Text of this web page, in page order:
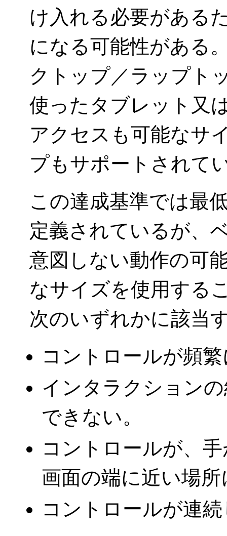
け入れる必要がある
になる可能性がある
クトップ／ラップト
使ったタブレット又
アクセスも可能なサ
プもサポートされて
この達成基準では最
定義されているが、
意図しない動作の可
なサイズを使用する
次のいずれかに該当
コントロールが頻
インタラクション
できない。
コントロールが、
画面の端に近い場
コントロールが連